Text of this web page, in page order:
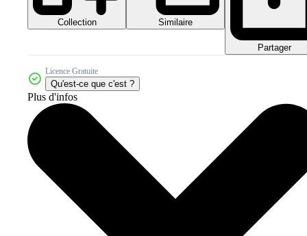
Collection Similaire
Partager
Licence Gratuite
Qu'est-ce que c'est ?
Plus d'infos